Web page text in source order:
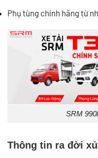
Phụ tùng chính hãng từ
SRM
Thông tin ra đời